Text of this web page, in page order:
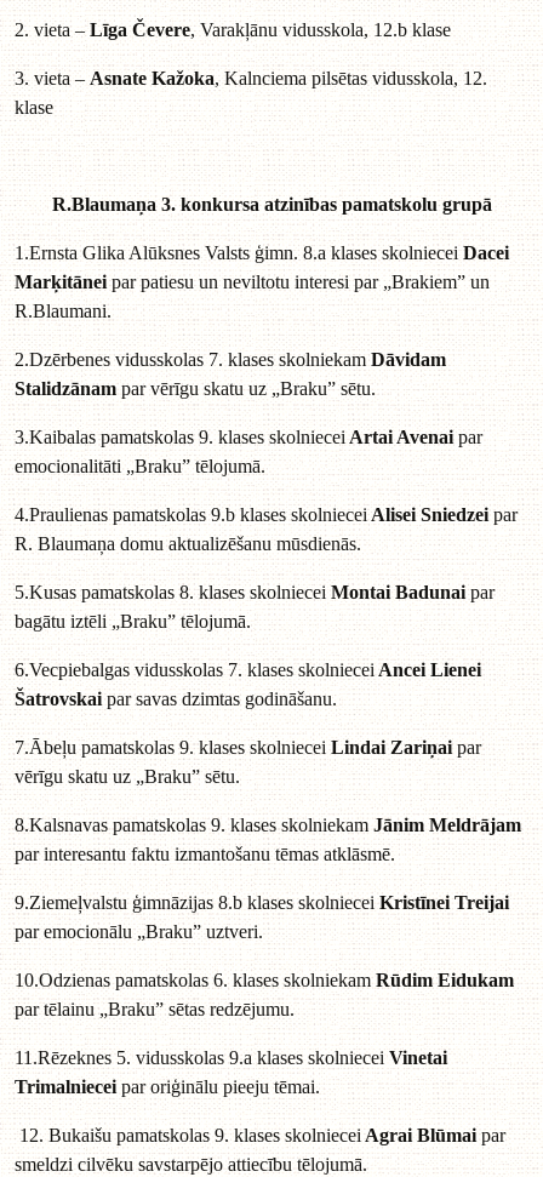
2. vieta –Līga Čevere, Varakļānu vidusskola, 12.b klase
3. vieta – Asnate Kažoka, Kalnciema pilsētas vidusskola, 12.
klase
R.Blaumaņa 3. konkursa atzinības pamatskolu grupā
1.Ernsta Glika Alūksnes Valsts ģimn. 8.a klases skolniecei Dacei
Marķitāneipar patiesu un neviltotu interesi par „Brakiem” un
R.Blaumani.
2.Dzērbenes vidusskolas 7. klases skolniekamDāvidam
Stalidzānampar vērīgu skatu uz „Braku” sētu.
3.Kaibalas pamatskolas 9. klases skolniecei Artai Avenaipar
emocionalitāti „Braku” tēlojumā.
4.Praulienas pamatskolas 9.b klases skolnieceiAlisei Sniedzeipar
R. Blaumaņa domu aktualizēšanu mūsdienās.
5.Kusas pamatskolas 8. klases skolniecei Montai Badunaipar
bagātu iztēli „Braku” tēlojumā.
6.Vecpiebalgas vidusskolas 7. klases skolniecei Ancei Lienei
Šatrovskaipar savas dzimtas godināšanu.
7.Ābeļu pamatskolas 9. klases skolniecei Lindai Zariņaipar
vērīgu skatu uz „Braku” sētu.
8.Kalsnavas pamatskolas 9. klases skolniekam Jānim Meldrājam
par interesantu faktu izmantošanu tēmas atklāsmē.
9.Ziemeļvalstu ģimnāzijas 8.b klases skolniecei Kristīnei Treijai
par emocionālu „Braku” uztveri.
10.Odzienas pamatskolas 6. klases skolniekamRūdim Eidukam
par tēlainu „Braku” sētas redzējumu.
11.Rēzeknes 5. vidusskolas 9.a klases skolniecei Vinetai
Trimalnieceipar oriģinālu pieeju tēmai.
12. Bukaišu pamatskolas 9. klases skolnieceiAgrai Blūmaipar
smeldzi cilvēku savstarpējo attiecību tēlojumā.